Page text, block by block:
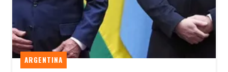
ARGENTINA